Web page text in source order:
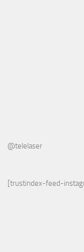
@telelaser
[trustindex-feed-